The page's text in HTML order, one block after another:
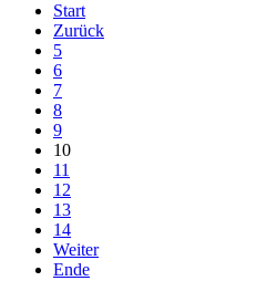
Start
Zurück
5
6
7
8
9
10
11
12
13
14
Weiter
Ende